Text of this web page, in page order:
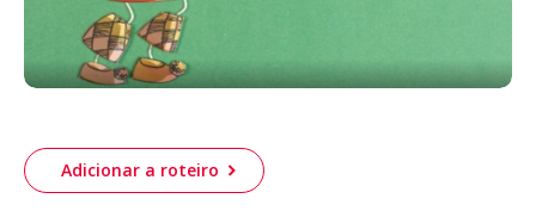
DESPORTO
Adicionar a roteiro